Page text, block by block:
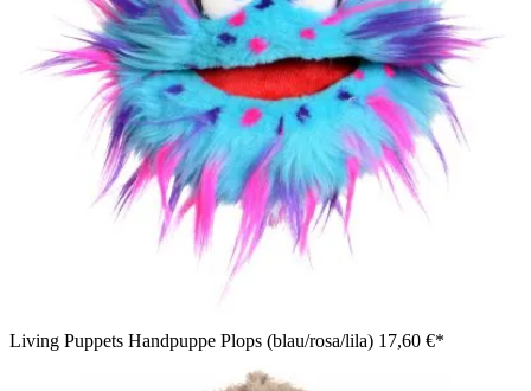
Living Puppets Handpuppe Plops (blau/rosa/lila) 17,60 €*